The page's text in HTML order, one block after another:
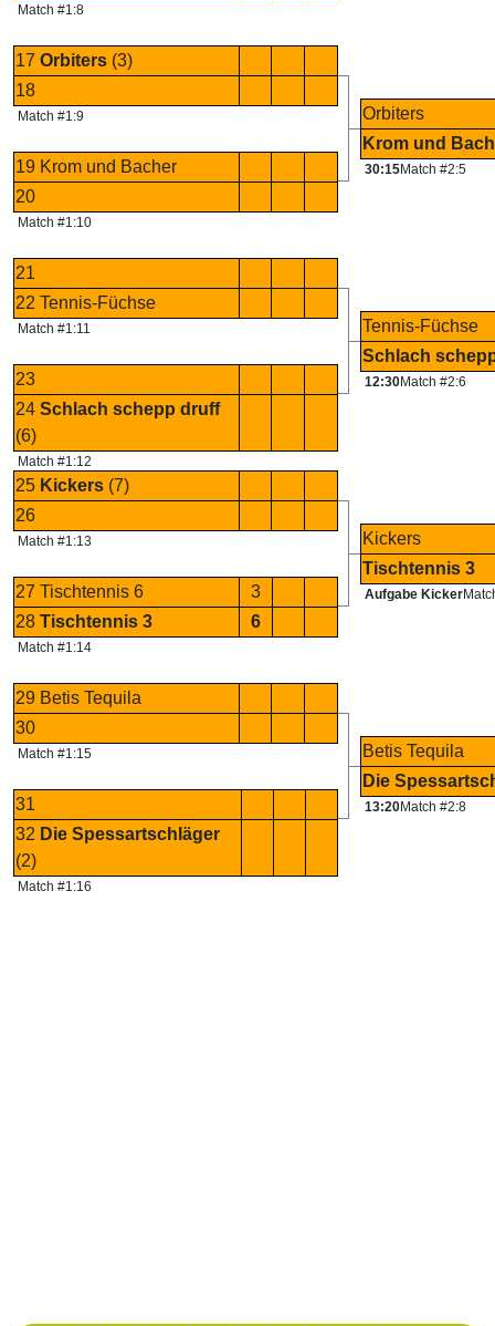
Match #1:8
17 Orbiters (3)
18
Match #1:9
19 Krom und Bacher
20
Match #1:10
21
22 Tennis-Füchse
Match #1:11
23
24 Schlach schepp druff
(6)
Match #1:12
25 Kickers (7)
26
Match #1:13
27 Tischtennis 6
3
28 Tischtennis 3 6
Match #1:14
29 Betis Tequila
30
Match #1:15
31
32 Die Spessartschläger
(2)
Match #1:16
Orbiters
Krom und
30:15Match #2:5
Tennis-Füchse
Schlach
12:30Match #2:6
Kickers
Tischtennis 3
Aufgabe Kicker
Betis Tequila
Die
13:20Match #2:8